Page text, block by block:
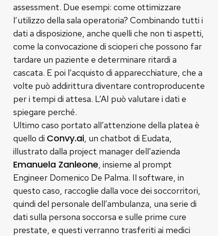
assessment. Due esempi: come ottimizzare
l’utilizzo della sala operatoria? Combinando tutti i
dati a disposizione, anche quelli che non ti aspetti,
come la convocazione di scioperi che possono far
tardare un paziente e determinare ritardi a
cascata. E poi l’acquisto di apparecchiature, che a
volte può addirittura diventare controproducente
per i tempi di attesa. L’AI può valutare i dati e
spiegare perché.
Ultimo caso portato all’attenzione della platea è
quello di Convy.ai, un chatbot di Eudata,
illustrato dalla project manager dell’azienda
Emanuela Zanleone, insieme al prompt
Engineer Domenico De Palma. Il software, in
questo caso, raccoglie dalla voce dei soccorritori,
quindi del personale dell’ambulanza, una serie di
dati sulla persona soccorsa e sulle prime cure
prestate, e questi verranno trasferiti ai medici